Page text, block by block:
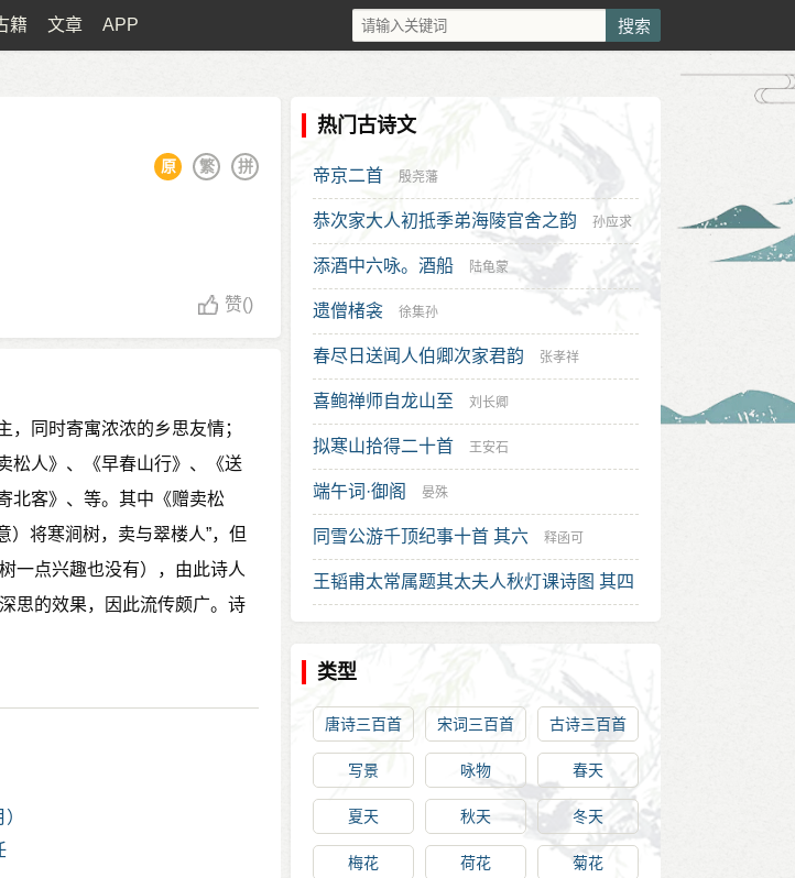
籍 文章 APP
拼
繁
原
赞()
，同时寄寓浓浓的乡思友情；
松人》、《早春山行》、《送
北客》、等。其中《赠卖松
）将寒涧树，卖与翠楼人”，但
一点兴趣也没有），由此诗人
思的效果，因此流传颇广。诗
热门古诗文
帝京二首 殷尧藩
恭次家大人初抵季弟海陵官舍之韵 孙应求
添酒中六咏。酒船 陆龟蒙
遗僧楮衾 徐集孙
春尽日送闻人伯卿次家君韵 张孝祥
喜鲍禅师自龙山至 刘长卿
拟寒山拾得二十首 王安石
端午词·御阁 晏殊
同雪公游千顶纪事十首 其六 释函可
王韬甫太常属题其太夫人秋灯课诗图 其四
类型
唐诗三百首 宋词三百首 古诗三百首
写景 咏物 春天
夏天 秋天 冬天
梅花 荷花 菊花